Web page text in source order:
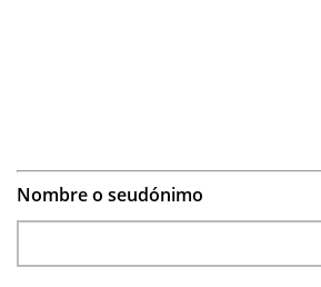
Nombre o seudónimo